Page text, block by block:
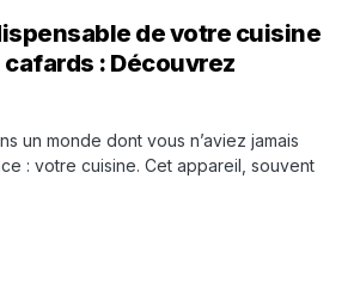
de votre cuisine
: Découvrez
un monde dont vous n’aviez jamais
: votre cuisine. Cet appareil, souvent